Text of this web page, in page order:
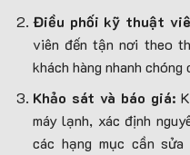
Điều phối kỹ thuật
viên đến tận nơi theo
khách hàng nhanh
Khảo sát và báo giá:
máy lạnh, xác định
các hạng mục cần